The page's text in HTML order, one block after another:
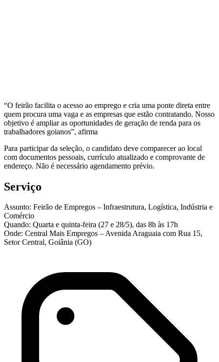
“O feirão facilita o acesso ao emprego e cria uma ponte direta entre
quem procura uma vaga e as empresas que estão contratando. Nosso
objetivo é ampliar as oportunidades de geração de renda para os
trabalhadores goianos”, afirma
Para participar da seleção, o candidato deve comparecer ao local
com documentos pessoais, currículo atualizado e comprovante de
endereço. Não é necessário agendamento prévio.
Serviço
Assunto: Feirão de Empregos – Infraestrutura, Logística, Indústria e
Comércio
Quando: Quarta e quinta-feira (27 e 28/5), das 8h às 17h
Onde: Central Mais Empregos – Avenida Araguaia com Rua 15,
Setor Central, Goiânia (GO)